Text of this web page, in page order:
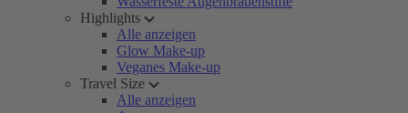
Highlights
Alle anzeigen
Glow Make-up
Veganes Make-up
Travel Size
Alle anzeigen